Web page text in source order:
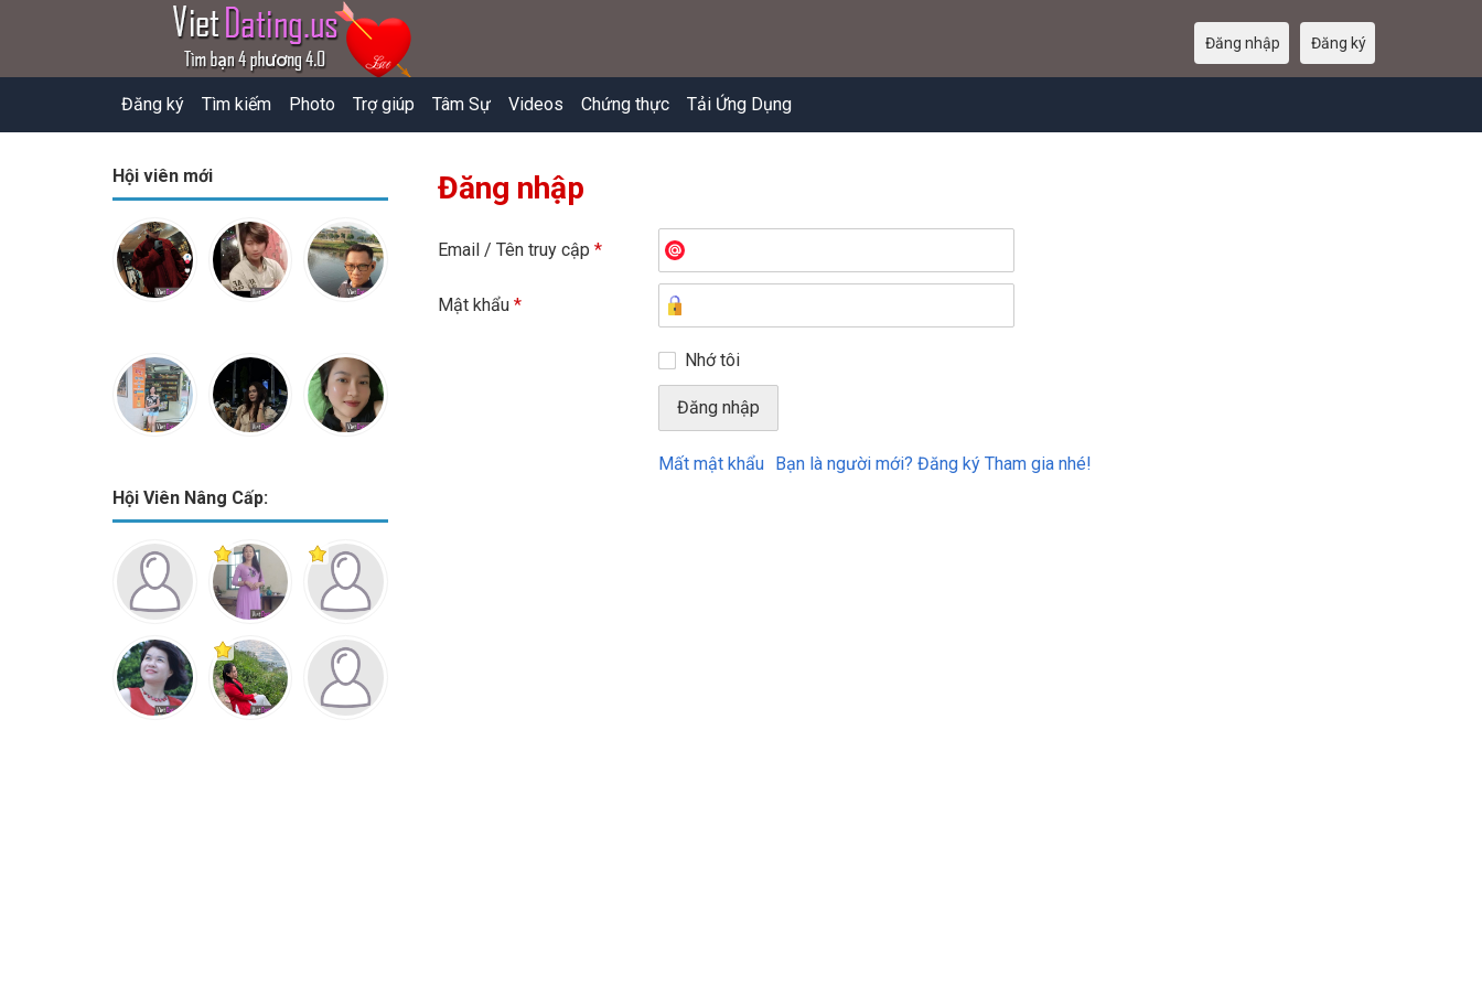
Đăng ký Tìm kiếm Photo Trợ giúp Tâm Sự Videos Chứng thực Tải Ứng Dụng
Đăng nhập Đăng ký
Hội viên mới
Hội Viên Nâng Cấp:
Đăng nhập
Email / Tên truy cập *
Mật khẩu *
Nhớ tôi
Mất mật khẩu Bạn là người mới? Đăng ký Tham gia nhé!